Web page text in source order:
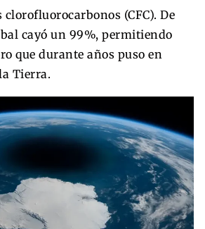
(CFC). De
cayó un 99%, permitiendo
que durante años puso en
Tierra.